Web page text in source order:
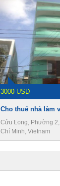
3000 USD
Cửu Long, Phường
Chí Minh, Vietnam